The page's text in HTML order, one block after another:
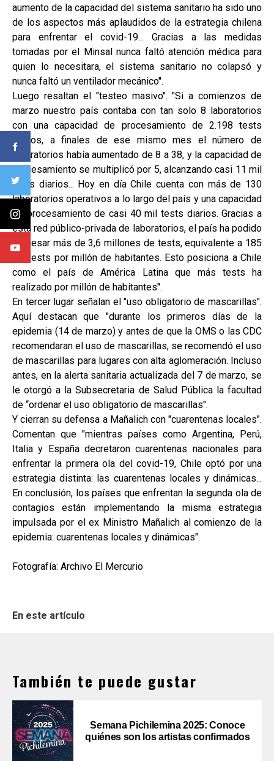
aumento de la capacidad del sistema sanitario ha sido uno
de los aspectos más aplaudidos de la estrategia chilena
para enfrentar el covid-19... Gracias a las medidas
tomadas por el Minsal nunca faltó atención médica para
quien lo necesitara, el sistema sanitario no colapsó y
nunca faltó un ventilador mecánico".
Luego resaltan el "testeo masivo". "Si a comienzos de
marzo nuestro país contaba con tan solo 8 laboratorios
con una capacidad de procesamiento de 2.198 tests
diarios, a finales de ese mismo mes el número de
laboratorios había aumentado de 8 a 38, y la capacidad de
procesamiento se multiplicó por 5, alcanzando casi 11 mil
tests diarios... Hoy en día Chile cuenta con más de 130
laboratorios operativos a lo largo del país y una capacidad
de procesamiento de casi 40 mil tests diarios. Gracias a
esta red público-privada de laboratorios, el país ha podido
procesar más de 3,6 millones de tests, equivalente a 185
mil tests por millón de habitantes. Esto posiciona a Chile
como el país de América Latina que más tests ha
realizado por millón de habitantes".
En tercer lugar señalan el "uso obligatorio de mascarillas".
Aquí destacan que "durante los primeros días de la
epidemia (14 de marzo) y antes de que la OMS o las CDC
recomendaran el uso de mascarillas, se recomendó el uso
de mascarillas para lugares con alta aglomeración. Incluso
antes, en la alerta sanitaria actualizada del 7 de marzo, se
le otorgó a la Subsecretaria de Salud Pública la facultad
de “ordenar el uso obligatorio de mascarillas".
Y cierran su defensa a Mañalich con "cuarentenas locales".
Comentan que "mientras países como Argentina, Perú,
Italia y España decretaron cuarentenas nacionales para
enfrentar la primera ola del covid-19, Chile optó por una
estrategia distinta: las cuarentenas locales y dinámicas...
En conclusión, los países que enfrentan la segunda ola de
contagios están implementando la misma estrategia
impulsada por el ex Ministro Mañalich al comienzo de la
epidemia: cuarentenas locales y dinámicas".
Fotografía: Archivo El Mercurio
En este artículo
También te puede gustar
Semana Pichilemina 2025: Conoce
quiénes son los artistas confirmados